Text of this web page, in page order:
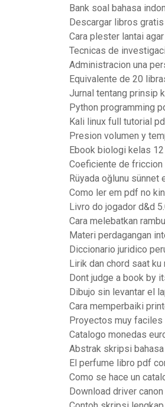
Bank soal bahasa
Descargar libros
Cara plester lantai
Tecnicas de
Administracion una
Equivalente de 20
Jurnal tentang prinsip
Python programming
Kali linux full tutorial
Presion volumen y
Ebook biologi kelas
Coeficiente de
Rüyada oğlunu sünnet
Como ler em pdf no
Livro do jogador d&d
Cara melebatkan
Materi perdagangan
Diccionario juridico
Lirik dan chord saat ku
Dont judge a book by
Dibujo sin levantar el
Cara memperbaiki
Proyectos muy faciles
Catalogo monedas
Abstrak skripsi
El perfume libro pdf
Como se hace un
Download driver